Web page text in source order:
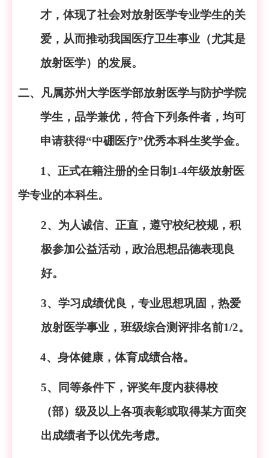
才，体现了社会对放射医学专业学生的关
爱，从而推动我国医疗卫生事业（尤其是
放射医学）的发展。
二、凡属苏州大学医学部放射医学与防护学院
学生，品学兼优，符合下列条件者，均可
申请获得“中硼医疗”优秀本科生奖学金。
1、正式在籍注册的全日制1-4年级放射医
学专业的本科生。
2、为人诚信、正直，遵守校纪校规，积
极参加公益活动，政治思想品德表现良
好。
3、学习成绩优良，专业思想巩固，热爱
放射医学事业，班级综合测评排名前1/2。
4、身体健康，体育成绩合格。
5、同等条件下，评奖年度内获得校
（部）级及以上各项表彰或取得某方面突
出成绩者予以优先考虑。